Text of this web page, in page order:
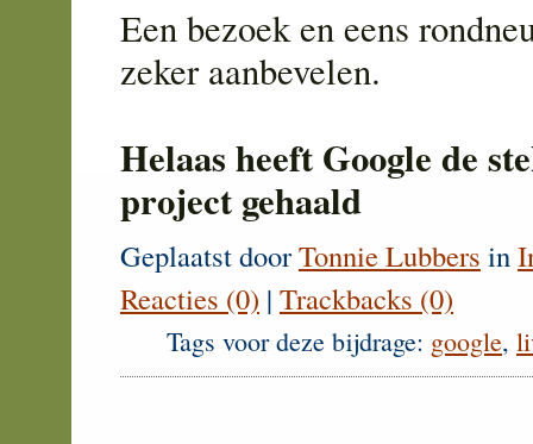
Een bezoek en eens
zeker aanbevelen.
Helaas heeft Google de
project gehaald
Geplaatst doorTonnie Lubbers in
Reacties (0) | Trackbacks (0)
Tags voor deze bijdrage: google,